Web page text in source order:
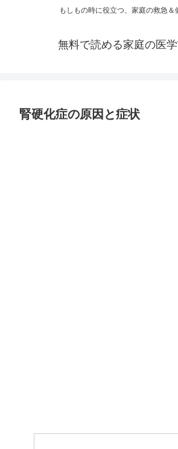
もしもの時に役立つ、家庭の救急＆
無料で読める家庭の医
腎硬化症の原因と症状